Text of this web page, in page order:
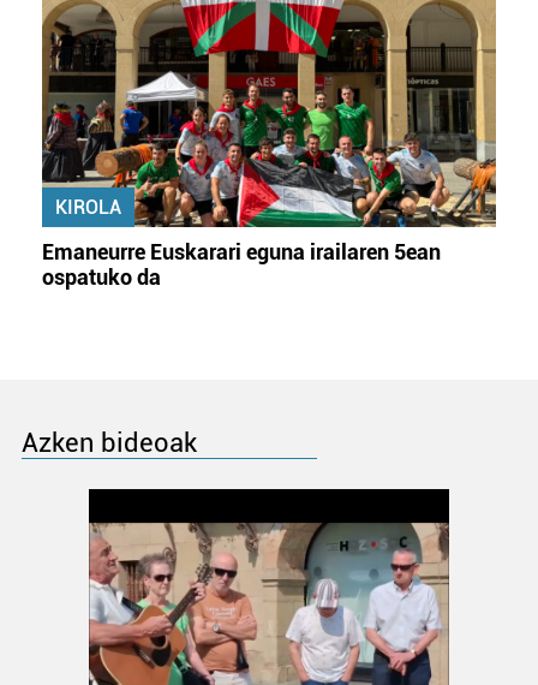
KIROLA
Emaneurre Euskarari eguna irailaren 5ean
ospatuko da
Azken bideoak